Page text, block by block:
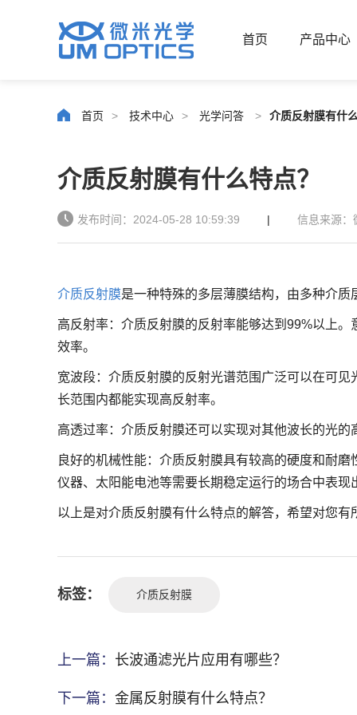
首页 产品中心
首页 > 技术中心 > 光学问答 > 介质反射膜有什
介质反射膜有什么特点？
发布时间：2024-05-28 10:59:39 | 信息来源：
介质反射膜是一种特殊的多层薄膜结构，由多种介
高反射率：介质反射膜的反射率能够达到99%以上
效率。
宽波段：介质反射膜的反射光谱范围广泛可以在可
长范围内都能实现高反射率。
高透过率：介质反射膜还可以实现对其他波长的光的
良好的机械性能：介质反射膜具有较高的硬度和耐
仪器、太阳能电池等需要长期稳定运行的场合中表现
以上是对介质反射膜有什么特点的解答，希望对您
标签： 介质反射膜
上一篇： 长波通滤光片应用有哪些？
下一篇： 金属反射膜有什么特点？